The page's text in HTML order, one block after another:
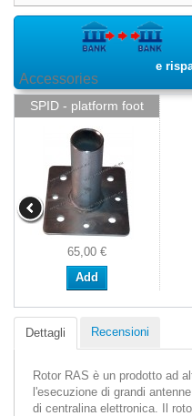
e
Accessories
SPID - platform foot
65,00 €
Add
Dettagli Recensioni
Rotor RAS è un prodotto ad
l'esecuzione di grandi
di centralina elettronica. Il